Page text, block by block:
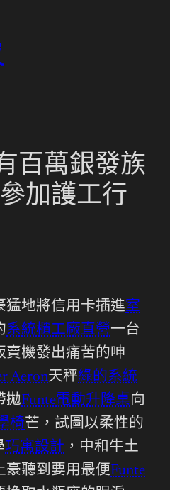
百萬銀發族
加護工行
猛地將信用卡插進室
系統櫃工廠直營一台
賣機發出痛苦的呻
Aeron天秤綠的系統
拋Funte電動升降桌向
椅芒，試圖以柔性的
巧寓設計 ，中和牛土
豪聽到要用最便Funte